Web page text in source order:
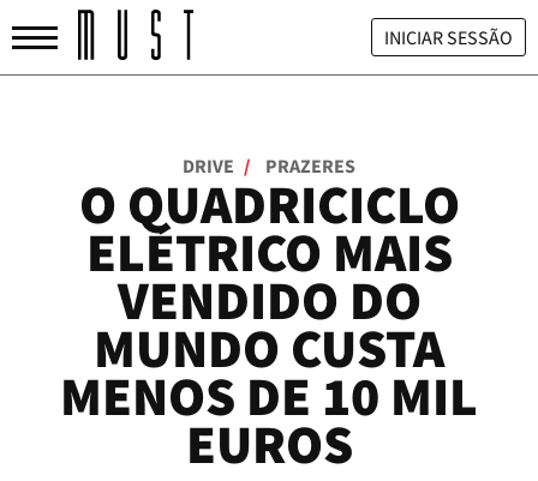
INICIAR SESSÃO
DRIVE / PRAZERES
O QUADRICICLO
ELÉTRICO MAIS
VENDIDO DO
MUNDO CUSTA
MENOS DE 10 MIL
EUROS